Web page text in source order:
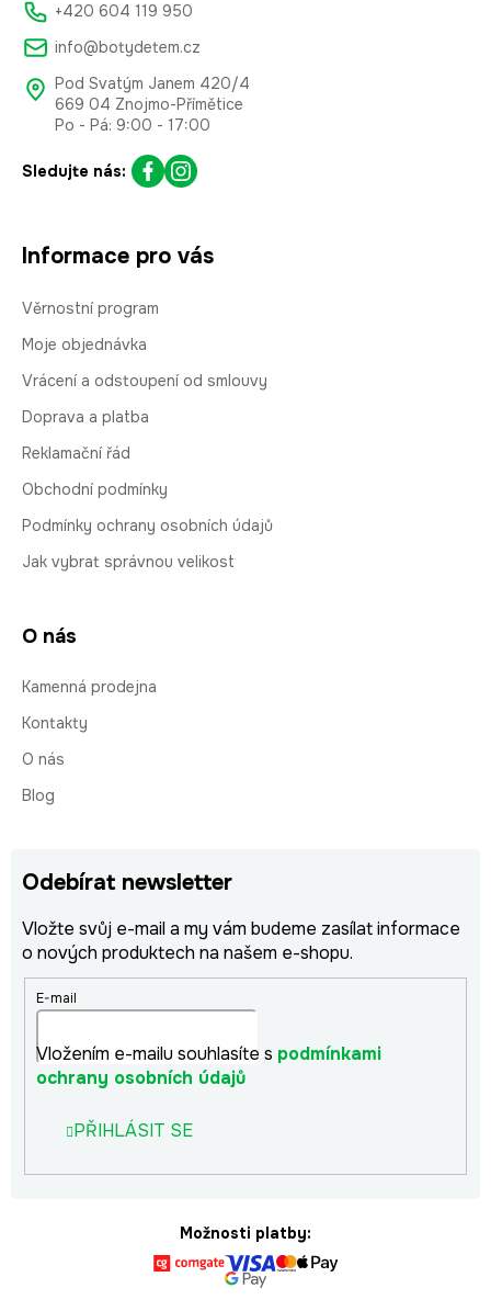
+420 604 119 950
info@botydetem.cz
Pod Svatým Janem 420/4
669 04 Znojmo-Přímětice
Po - Pá: 9:00 - 17:00
Sledujte nás:
Informace pro vás
Věrnostní program
Moje objednávka
Vrácení a odstoupení od smlouvy
Doprava a platba
Reklamační řád
Obchodní podmínky
Podmínky ochrany osobních údajů
Jak vybrat správnou velikost
O nás
Kamenná prodejna
Kontakty
O nás
Blog
Odebírat newsletter
Vložte svůj e-mail a my vám budeme zasílat informace
o nových produktech na našem e-shopu.
E-mail
Vložením e-mailu souhlasíte s podmínkami
ochrany osobních údajů
PŘIHLÁSIT SE
Možnosti platby: